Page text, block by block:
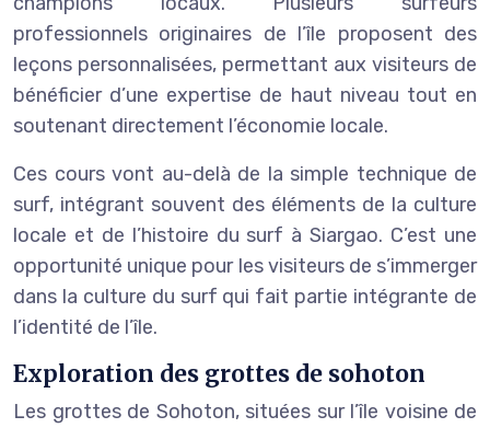
professionnels originaires de l’île proposent des
leçons personnalisées, permettant aux visiteurs de
bénéficier d’une expertise de haut niveau tout en
soutenant directement l’économie locale.
Ces cours vont au-delà de la simple technique de
surf, intégrant souvent des éléments de la culture
locale et de l’histoire du surf à Siargao. C’est une
opportunité unique pour les visiteurs de s’immerger
dans la culture du surf qui fait partie intégrante de
l’identité de l’île.
Exploration des grottes de sohoton
Les grottes de Sohoton, situées sur l’île voisine de